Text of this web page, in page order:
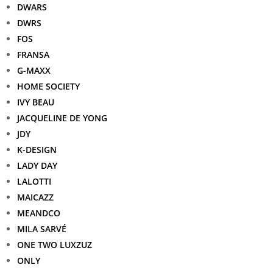
DWARS
DWRS
FOS
FRANSA
G-MAXX
HOME SOCIETY
IVY BEAU
JACQUELINE DE YONG
JDY
K-DESIGN
LADY DAY
LALOTTI
MAICAZZ
MEANDCO
MILA SARVÉ
ONE TWO LUXZUZ
ONLY